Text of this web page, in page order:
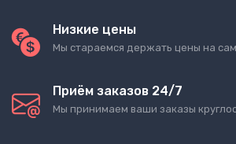
Низкие цены
Мы стараемся держать цены на
Приём заказов 24/7
Мы принимаем ваши заказы